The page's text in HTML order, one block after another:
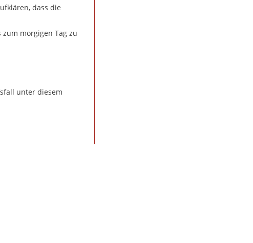
dass die
morgigen Tag zu
unter diesem